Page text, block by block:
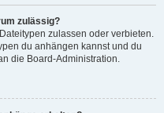
zulässig?
zulassen oder verbieten.
du anhängen kannst und du
die Board-Administration.